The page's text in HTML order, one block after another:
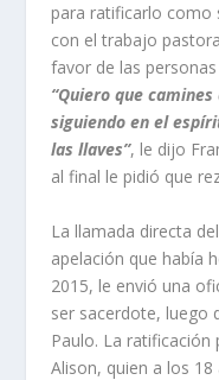
para ratificarlo como
con el trabajo
favor de las
“Quiero que
siguiendo en el
las llaves”, le dijo
al final le pidió que
La llamada directa
apelación que había
2015, le envió una
ser sacerdote, luego
Paulo. La
Alison, quien a los